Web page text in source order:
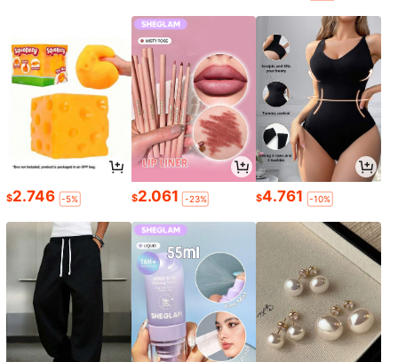
$2.746 -5% $2.061 -23% $4.761 -10%